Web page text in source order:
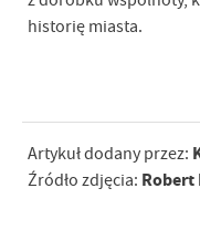
historię miasta.
Artykuł dodany przez:
Źródło zdjęcia: Robert